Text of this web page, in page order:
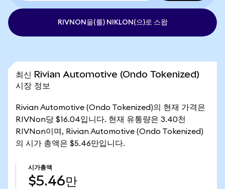
RIVNON을(를) NIKLON(으)로 스왑
최신 Rivian Automotive (Ondo Tokenized)
시장 정보
Rivian Automotive (Ondo Tokenized)의 현재 가격은
RIVNon당 $16.04입니다. 현재 유통량은 3.40천
RIVNon이며, Rivian Automotive (Ondo Tokenized)
의 시가 총액은 $5.46만입니다.
시가총액
$5.46만